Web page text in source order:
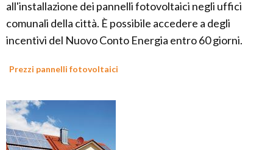
all'installazione dei pannelli fotovoltaici negli uffici
comunali della città. È possibile accedere a degli
incentivi del Nuovo Conto Energia entro 60 giorni.
Prezzi pannelli fotovoltaici